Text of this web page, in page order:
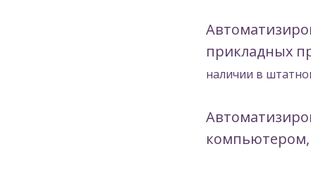
прикладных
наличии в
компьютером,